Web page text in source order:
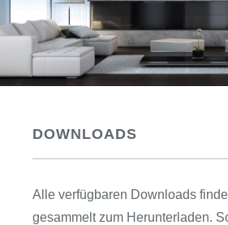
DOWNLOADS
Alle verfügbaren Downloads
gesammelt zum Herunterladen.